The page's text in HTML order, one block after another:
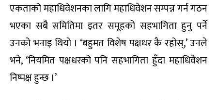
एकताको महाधिवेशनका लागि महाधिवेशन सम्पन्न गर्न गठन
भएका सबै समितिमा इतर समूहको सहभागिता हुनु पर्ने
उनको भनाइ थियो । ‘बहुमत विशेष पक्षधर कै रहोस्,’ उनले
भने, ‘नियमित पक्षधरको पनि सहभागिता हुँदा महाधिवेशन
निष्पक्ष हुन्छ ।’